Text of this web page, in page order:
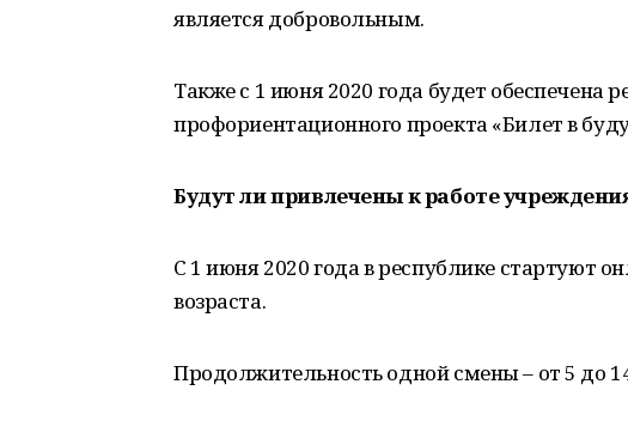
является добровольным.
Также с 1 июня 2020 года будет обеспечена
профориентационного проекта «Билет в
Будут ли привлечены к работе
С 1 июня 2020 года в республике стартуют
возраста.
Продолжительность одной смены – от 5 до